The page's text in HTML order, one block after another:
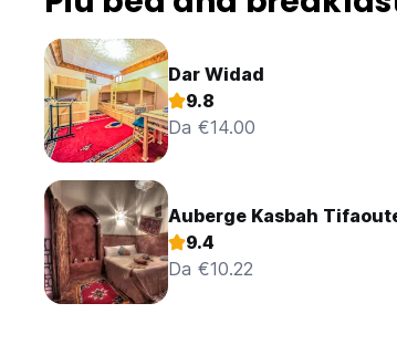
Dar Widad
9.8
Da €14.00
Auberge Kasbah
9.4
Da €10.22